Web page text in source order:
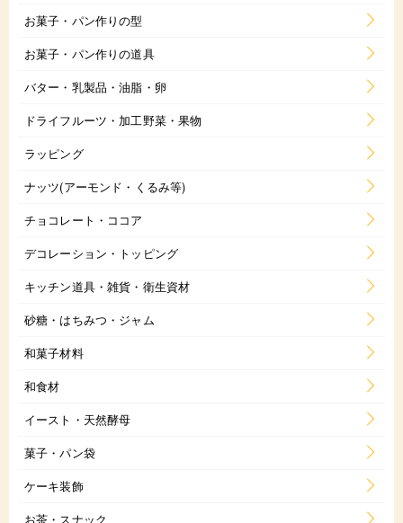
お菓子・パン作りの型
お菓子・パン作りの道具
バター・乳製品・油脂・卵
ドライフルーツ・加工野菜・果物
ラッピング
ナッツ(アーモンド・くるみ等)
チョコレート・ココア
デコレーション・トッピング
キッチン道具・雑貨・衛生資材
砂糖・はちみつ・ジャム
和菓子材料
和食材
イースト・天然酵母
菓子・パン袋
ケーキ装飾
お茶・スナック